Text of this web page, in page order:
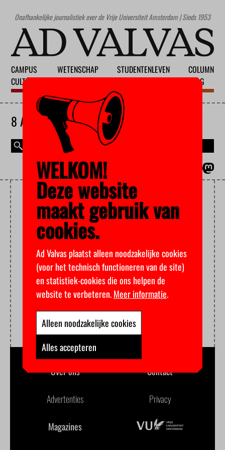
Onafhankelijke journalistiek over de Vrije Universiteit Amsterdam | Sinds 1953
CAMPUS
CULTUUR
WETENSCHAP
STUDENTENLEVEN
COLUMN
BLOG
8 AUGUSTUS 2026
SCIENCE IN TRANSITION
Over ons Contact
Advertenties Privacy
Magazines
WELKOM!
Deze website
maakt gebruik van
cookies.
Ad Valvas plaatst alleen noodzakelijke cookies
(voor het technisch functioneren van de site)
en statistiek-cookies die ons helpen de
website te verbeteren.Meer informatie.
Alleen noodzakelijke cookies
Alles accepteren